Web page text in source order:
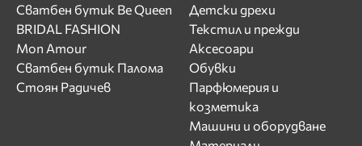
Сватбен бутик Be Queen
BRIDAL FASHION
Mon Amour
Сватбен бутик Палома
Стоян Радичев
Детски дрехи
Текстил и прежди
Аксесоари
Обувки
Парфюмерия и
козметика
Машини и оборудване